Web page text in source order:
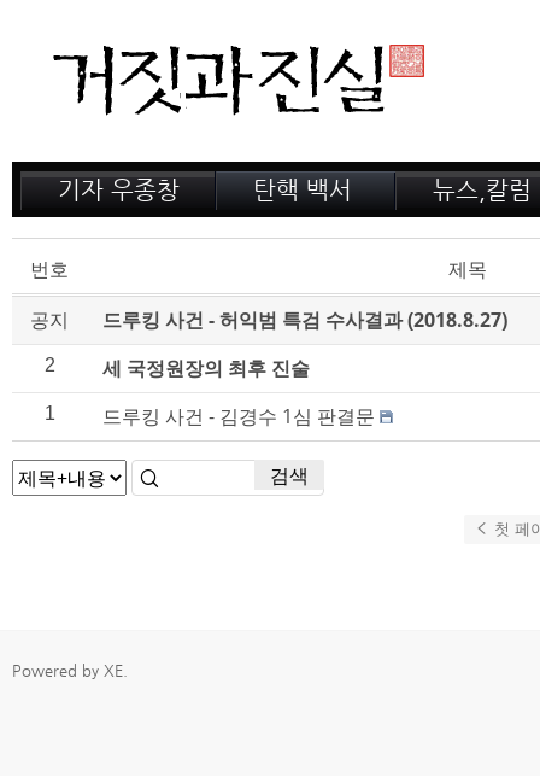
기자 우종창
저서 소개
탄핵 백서
거짓의 산
뉴스,칼럼
공지,새소식
전문가 칼럼
번호
제목
공지
드루킹 사건 - 허익범 특검 수사결과 (2018.8.27)
2 세 국정원장의 최후 진술
1 드루킹 사건 - 김경수 1심 판결문
검색
첫 페
Powered by XE